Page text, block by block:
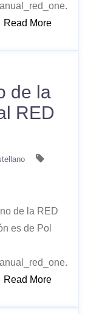
Read More
de la
RED
de la RED
es de Pol
Read More